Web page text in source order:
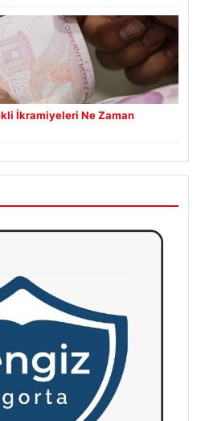
İkramiyeleri Ne Zaman